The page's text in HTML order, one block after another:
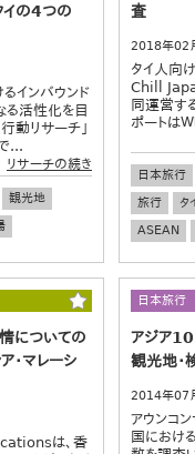
イの4つの
インバウンド
る活性化を目
動リサーチ」
...
リサーチの続き
観光地
査
2018年02
タイ人向
Chill
同運営す
ポートは
日本旅行
旅行
タ
ASEAN
についての
・マレーシ
は、香
日本旅行
アジア10
観光地・
2014年07
アウンコ
国におけ